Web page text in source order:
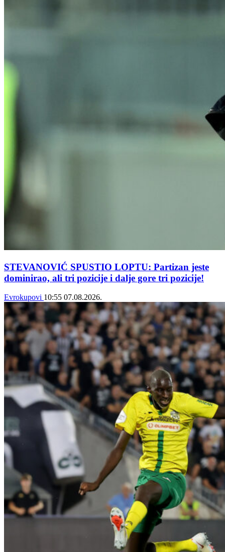
STEVANOVIĆ SPUSTIO LOPTU: Partizan jeste
dominirao, ali tri pozicije i dalje gore tri pozicije!
Evrokupovi 10:55 07.08.2026.